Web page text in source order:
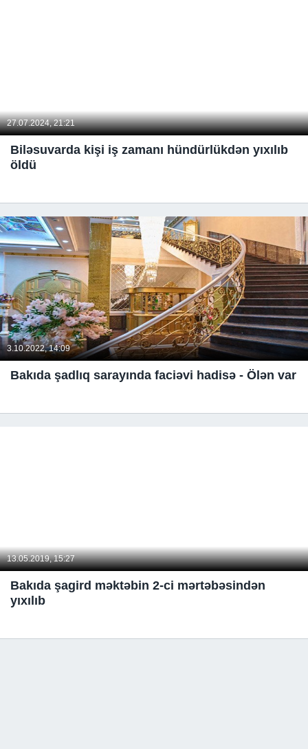
27.07.2024, 21:21
Biləsuvarda kişi iş zamanı hündürlükdən yıxılıb
öldü
3.10.2022, 14:09
Bakıda şadlıq sarayında faciəvi hadisə - Ölən var
13.05.2019, 15:27
Bakıda şagird məktəbin 2-ci mərtəbəsindən
yıxılıb